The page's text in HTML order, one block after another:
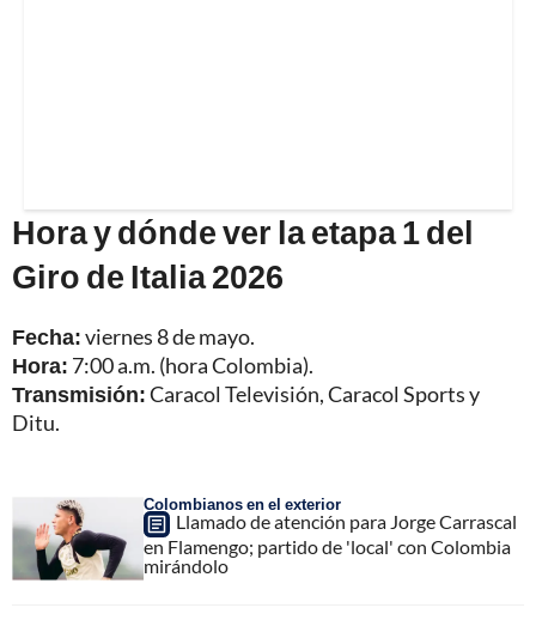
Hora y dónde ver la etapa 1 del
Giro de Italia 2026
Fecha:viernes 8 de mayo.
Hora: 7:00 a.m. (hora Colombia).
Transmisión:Caracol Televisión, Caracol Sports y
Ditu.
Colombianos en el exterior
Llamado de atención para Jorge Carrascal
en Flamengo; partido de 'local' con Colombia
mirándolo